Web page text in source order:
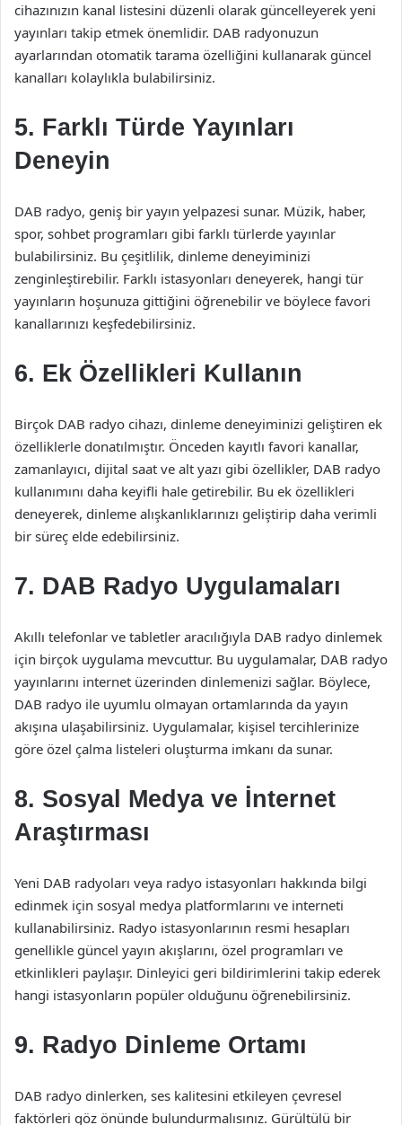
cihazınızın kanal listesini düzenli olarak güncelleyerek yeni
yayınları takip etmek önemlidir. DAB radyonuzun
ayarlarından otomatik tarama özelliğini kullanarak güncel
kanalları kolaylıkla bulabilirsiniz.
5. Farklı Türde Yayınları
Deneyin
DAB radyo, geniş bir yayın yelpazesi sunar. Müzik, haber,
spor, sohbet programları gibi farklı türlerde yayınlar
bulabilirsiniz. Bu çeşitlilik, dinleme deneyiminizi
zenginleştirebilir. Farklı istasyonları deneyerek, hangi tür
yayınların hoşunuza gittiğini öğrenebilir ve böylece favori
kanallarınızı keşfedebilirsiniz.
6. Ek Özellikleri Kullanın
Birçok DAB radyo cihazı, dinleme deneyiminizi geliştiren ek
özelliklerle donatılmıştır. Önceden kayıtlı favori kanallar,
zamanlayıcı, dijital saat ve alt yazı gibi özellikler, DAB radyo
kullanımını daha keyifli hale getirebilir. Bu ek özellikleri
deneyerek, dinleme alışkanlıklarınızı geliştirip daha verimli
bir süreç elde edebilirsiniz.
7. DAB Radyo Uygulamaları
Akıllı telefonlar ve tabletler aracılığıyla DAB radyo dinlemek
için birçok uygulama mevcuttur. Bu uygulamalar, DAB radyo
yayınlarını internet üzerinden dinlemenizi sağlar. Böylece,
DAB radyo ile uyumlu olmayan ortamlarında da yayın
akışına ulaşabilirsiniz. Uygulamalar, kişisel tercihlerinize
göre özel çalma listeleri oluşturma imkanı da sunar.
8. Sosyal Medya ve İnternet
Araştırması
Yeni DAB radyoları veya radyo istasyonları hakkında bilgi
edinmek için sosyal medya platformlarını ve interneti
kullanabilirsiniz. Radyo istasyonlarının resmi hesapları
genellikle güncel yayın akışlarını, özel programları ve
etkinlikleri paylaşır. Dinleyici geri bildirimlerini takip ederek
hangi istasyonların popüler olduğunu öğrenebilirsiniz.
9. Radyo Dinleme Ortamı
DAB radyo dinlerken, ses kalitesini etkileyen çevresel
faktörleri göz önünde bulundurmalısınız. Gürültülü bir